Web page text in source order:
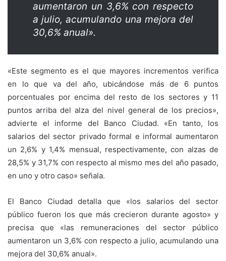
aumentaron un 3,6% con respecto
a julio, acumulando una mejora del
30,6% anual».
«Este segmento es el que mayores incrementos verifica
en lo que va del año, ubicándose más de 6 puntos
porcentuales por encima del resto de los sectores y 11
puntos arriba del alza del nivel general de los precios»,
advierte el informe del Banco Ciudad. «En tanto, los
salarios del sector privado formal e informal aumentaron
un 2,6% y 1,4% mensual, respectivamente, con alzas de
28,5% y 31,7% con respecto al mismo mes del año pasado,
en uno y otro caso» señala.
El Banco Ciudad detalla que «los salarios del sector
público fueron los que más crecieron durante agosto» y
precisa que «las remuneraciones del sector público
aumentaron un 3,6% con respecto a julio, acumulando una
mejora del 30,6% anual».